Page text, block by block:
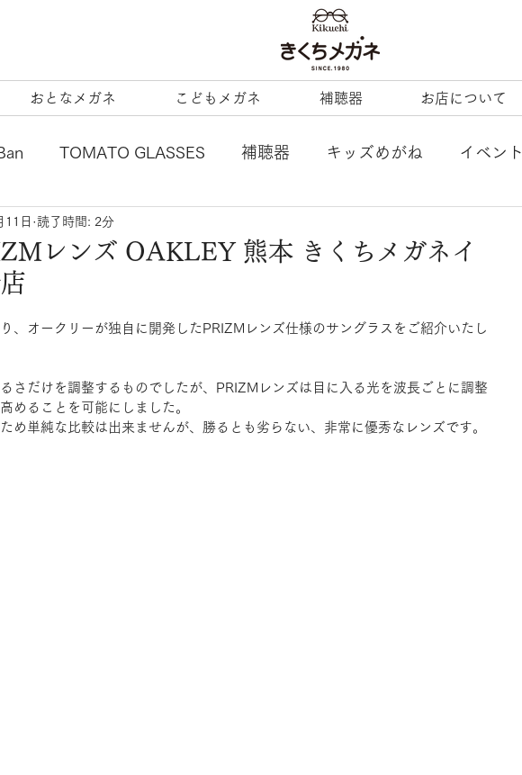
おとなメガネ こどもメガネ 補聴器 お店について
TOMATO GLASSES 補聴器 キッズめがね イベント
DJUAL
レンズ OAKLEY 熊本 きくちメガネイ
11日 読了時間: 2分
、オークリーが独自に開発したPRIZMレンズ仕様のサングラスをご紹介いたし
さだけを調整するものでしたが、PRIZMレンズは目に入る光を波長ごとに調整
めることを可能にしました。
め単純な比較は出来ませんが、勝るとも劣らない、非常に優秀なレンズです。